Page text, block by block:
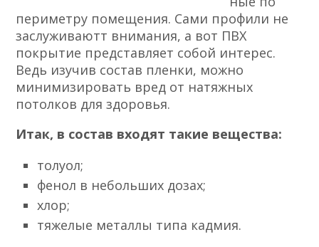
периметру помещения. Сами профили не
заслуживаютт внимания, а вот ПВХ
покрытие представляет собой интерес.
Ведь изучив состав пленки, можно
минимизировать вред от натяжных
потолков для здоровья.
Итак, в состав входят такие вещества:
толуол;
фенол в небольших дозах;
хлор;
тяжелые металлы типа кадмия.